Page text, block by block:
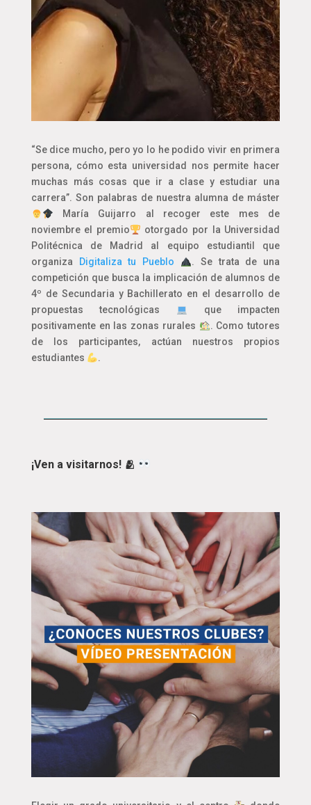
“Se dice mucho, pero yo lo he podido vivir en primera
persona, cómo esta universidad nos permite hacer
muchas más cosas que ir a clase y estudiar una
carrera”. Son palabras de nuestra alumna de máster
María Guijarro al recoger este mes de
noviembre el premio
otorgado por la Universidad
Politécnica de Madrid al equipo estudiantil que
organiza
Digitaliza tu Pueblo
. Se trata de una
competición que busca la implicación de alumnos de
4º de Secundaria y Bachillerato en el desarrollo de
propuestas tecnológicas
que impacten
positivamente en las zonas rurales
. Como tutores
de los participantes, actúan nuestros propios
estudiantes
.
¡Ven a visitarnos! 🫂